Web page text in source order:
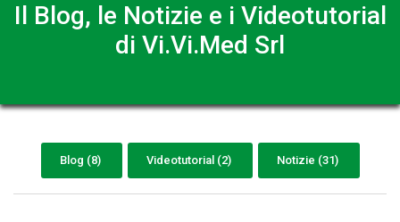
Il Blog, le Notizie e i Videotutorial
di Vi.Vi.Med Srl
Blog (8) Videotutorial (2) Notizie (31)